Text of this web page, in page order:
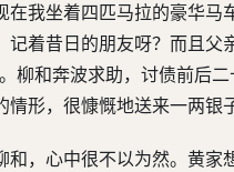
我坐着四匹马拉的豪华马
着昔日的朋友呀？而且
柳和奔波求助，讨债前后
形，很慷慨地送来一两银
，心中很不以为然。黄